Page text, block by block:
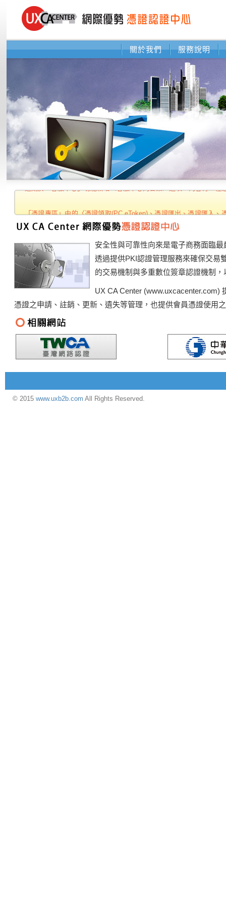
關於我們 服務說明
近期於「客服中心」功能新增〈客服中心問答集〉選項，內容有二
式〉皆新增【教學影片】，請多加利用，謝謝。
近期於「客服中心」功能新增〈客服中心問答集〉選項，內容有二
「憑證專區」中的〈憑證領取(PC,eToken)、憑證匯出、憑證匯入
式〉皆新增【教學影片】，請多加利用，謝謝。
安全性與可靠性向來是電子商務面臨
透過提供PKI認證管理服務來確保交易
的交易機制與多重數位簽章認證機制
UX CA Center (www.uxcacenter.com)
憑證之申請、註銷、更新、遺失等管理，也提供會員憑證使用
© 2015 www.uxb2b.com All Rights Reserved.